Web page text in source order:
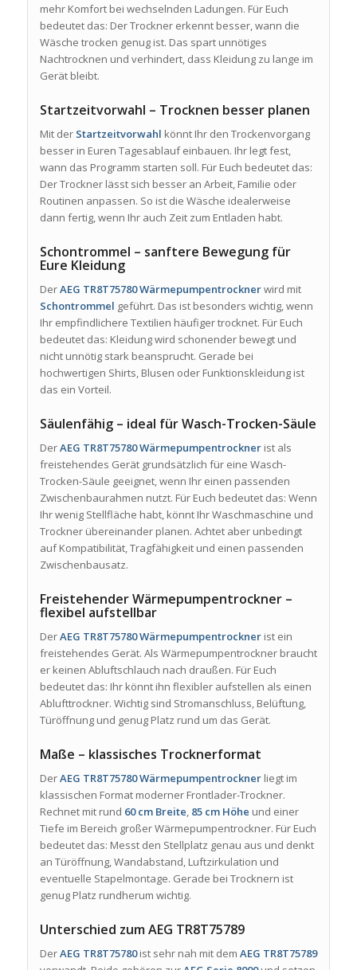
mehr Komfort bei wechselnden Ladungen. Für Euch
bedeutet das: Der Trockner erkennt besser, wann die
Wäsche trocken genug ist. Das spart unnötiges
Nachtrocknen und verhindert, dass Kleidung zu lange im
Gerät bleibt.
Startzeitvorwahl – Trocknen besser planen
Mit der Startzeitvorwahl könnt Ihr den Trockenvorgang
besser in Euren Tagesablauf einbauen. Ihr legt fest,
wann das Programm starten soll. Für Euch bedeutet das:
Der Trockner lässt sich besser an Arbeit, Familie oder
Routinen anpassen. So ist die Wäsche idealerweise
dann fertig, wenn Ihr auch Zeit zum Entladen habt.
Schontrommel – sanftere Bewegung für
Eure Kleidung
DerAEG TR8T75780 Wärmepumpentrocknerwird mit
Schontrommel geführt. Das ist besonders wichtig, wenn
Ihr empfindlichere Textilien häufiger trocknet. Für Euch
bedeutet das: Kleidung wird schonender bewegt und
nicht unnötig stark beansprucht. Gerade bei
hochwertigen Shirts, Blusen oder Funktionskleidung ist
das ein Vorteil.
Säulenfähig – ideal für Wasch-Trocken-Säule
DerAEG TR8T75780 Wärmepumpentrocknerist als
freistehendes Gerät grundsätzlich für eine Wasch-
Trocken-Säule geeignet, wenn Ihr einen passenden
Zwischenbaurahmen nutzt. Für Euch bedeutet das: Wenn
Ihr wenig Stellfläche habt, könnt Ihr Waschmaschine und
Trockner übereinander planen. Achtet aber unbedingt
auf Kompatibilität, Tragfähigkeit und einen passenden
Zwischenbausatz.
Freistehender Wärmepumpentrockner –
flexibel aufstellbar
DerAEG TR8T75780 Wärmepumpentrocknerist ein
freistehendes Gerät. Als Wärmepumpentrockner braucht
er keinen Abluftschlauch nach draußen. Für Euch
bedeutet das: Ihr könnt ihn flexibler aufstellen als einen
Ablufttrockner. Wichtig sind Stromanschluss, Belüftung,
Türöffnung und genug Platz rund um das Gerät.
Maße – klassisches Trocknerformat
DerAEG TR8T75780 Wärmepumpentrocknerliegt im
klassischen Format moderner Frontlader-Trockner.
Rechnet mit rund 60 cm Breite, 85 cm Höhe und einer
Tiefe im Bereich großer Wärmepumpentrockner. Für Euch
bedeutet das: Messt den Stellplatz genau aus und denkt
an Türöffnung, Wandabstand, Luftzirkulation und
eventuelle Stapelmontage. Gerade bei Trocknern ist
genug Platz rundherum wichtig.
Unterschied zum AEG TR8T75789
DerAEG TR8T75780ist sehr nah mit dem AEG TR8T75789